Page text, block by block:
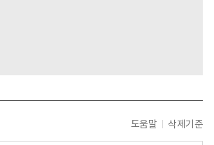
도움말 삭제기준